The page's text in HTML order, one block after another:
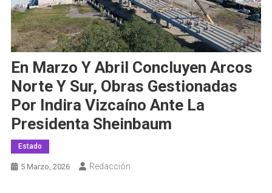
En Marzo Y Abril Concluyen Arcos
Norte Y Sur, Obras Gestionadas
Por Indira Vizcaíno Ante La
Presidenta Sheinbaum
Estado
5 Marzo, 2026 Redacción